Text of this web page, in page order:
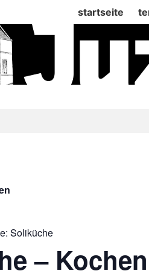
startseite
Soliküche
– Kochen